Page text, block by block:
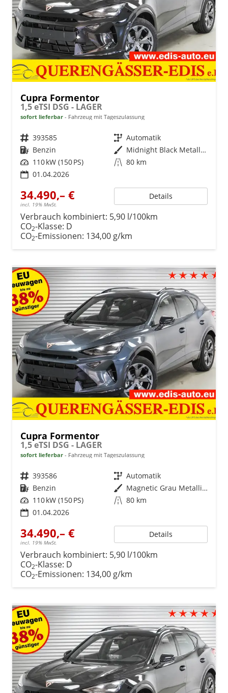
Cupra Formentor
1,5 eTSI DSG - LAGER
sofort lieferbar Fahrzeug mit Tageszulassung
Fahrzeugnr. 393585 Getriebe Automatik
Kraftstoff Benzin Außenfarbe
Midnight Black Metallic (0E)
Leistung 110 kW (150 PS) Kilometerstand 80 km
01.04.2026
34.490,– €
incl. 19% MwSt.
Details
Verbrauch kombiniert: 5,90 l/100km
CO2-Klasse: D
CO2-Emissionen: 134,00 g/km
Cupra Formentor
1,5 eTSI DSG - LAGER
sofort lieferbar Fahrzeug mit Tageszulassung
Fahrzeugnr. 393586 Getriebe Automatik
Kraftstoff Benzin Außenfarbe
Magnetic Grau Metallic (S7)
Leistung 110 kW (150 PS) Kilometerstand 80 km
01.04.2026
34.490,– €
incl. 19% MwSt.
Details
Verbrauch kombiniert: 5,90 l/100km
CO2-Klasse: D
CO2-Emissionen: 134,00 g/km